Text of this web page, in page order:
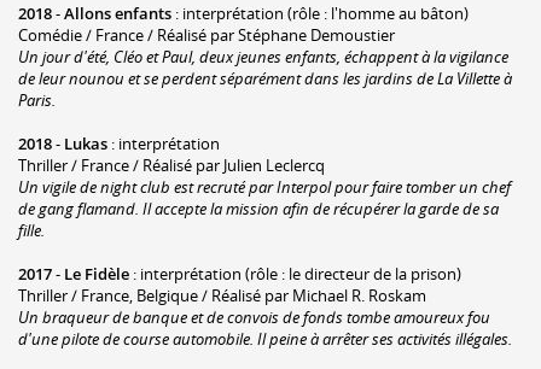
2018-Allons enfants : interprétation (rôle : l'homme au bâton)
Comédie / France / Réalisé par Stéphane Demoustier
Un jour d'été, Cléo et Paul, deux jeunes enfants, échappent à la vigilance
de leur nounou et se perdent séparément dans les jardins de La Villette à
Paris.
2018- Lukas : interprétation
Thriller / France / Réalisé par Julien Leclercq
Un vigile de night club est recruté par Interpol pour faire tomber un chef
de gang flamand. Il accepte la mission afin de récupérer la garde de sa
fille.
2017- Le Fidèle : interprétation (rôle : le directeur de la prison)
Thriller / France, Belgique / Réalisé par Michael R. Roskam
Un braqueur de banque et de convois de fonds tombe amoureux fou
d'une pilote de course automobile. Il peine à arrêter ses activités illégales.